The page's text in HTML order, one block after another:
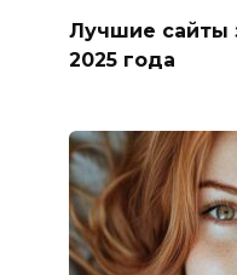
Лучшие сайты
2025 года